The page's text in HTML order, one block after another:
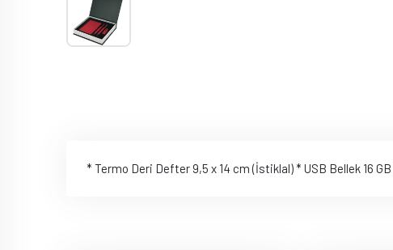
* Termo Deri Defter 9,5 x 14 cm (İstiklal) * USB Bellek 16